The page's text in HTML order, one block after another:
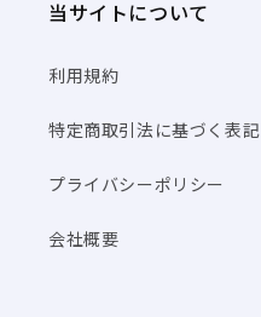
当サイトについて
利用規約
特定商取引法に基づく表記
プライバシーポリシー
会社概要